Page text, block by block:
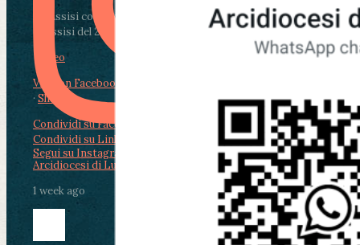
Da Assisi con i giovani per Celebrare il Perdono
di Assisi del 2 Ag...
Video
View on Facebook
· Share
Condividi su Facebook
Condividi su LinkedIn
Condividi via email
Arcidiocesi di Lucca
1 week ago
Segui su Instagram